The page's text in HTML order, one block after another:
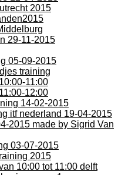
2015
29-11-2015
05-09-2015
training
11:00
12:00
14-02-2015
itf nederland 19-04-2015
2015 made by Sigrid Van
03-07-2015
2015
10:00 tot 11:00 delft